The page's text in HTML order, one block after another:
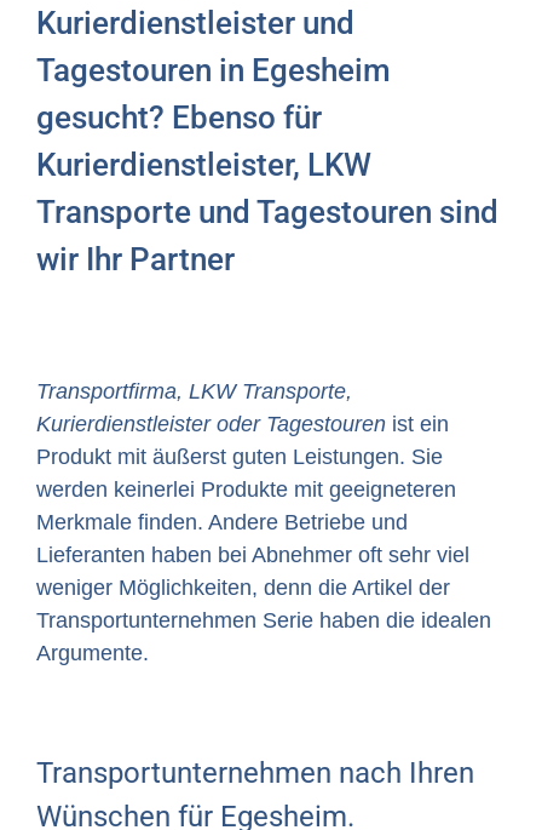
Kurierdienstleister und
Tagestouren in Egesheim
gesucht? Ebenso für
Kurierdienstleister, LKW
Transporte und Tagestouren sind
wir Ihr Partner
Transportfirma, LKW Transporte,
Kurierdienstleister oder Tagestouren ist ein
Produkt mit äußerst guten Leistungen. Sie
werden keinerlei Produkte mit geeigneteren
Merkmale finden. Andere Betriebe und
Lieferanten haben bei Abnehmer oft sehr viel
weniger Möglichkeiten, denn die Artikel der
Transportunternehmen Serie haben die idealen
Argumente.
Transportunternehmen nach Ihren
Wünschen für Egesheim.